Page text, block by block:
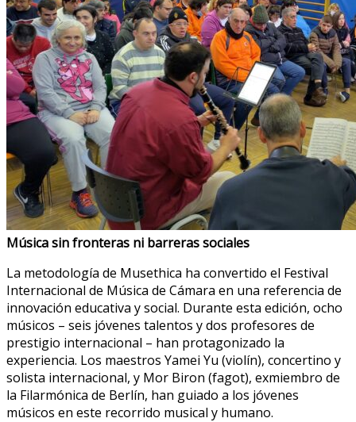
Música sin fronteras ni barreras sociales
La metodología de Musethica ha convertido el Festival
Internacional de Música de Cámara en una referencia de
innovación educativa y social. Durante esta edición, ocho
músicos – seis jóvenes talentos y dos profesores de
prestigio internacional – han protagonizado la
experiencia. Los maestros Yamei Yu (violín), concertino y
solista internacional, y Mor Biron (fagot), exmiembro de
la Filarmónica de Berlín, han guiado a los jóvenes
músicos en este recorrido musical y humano.